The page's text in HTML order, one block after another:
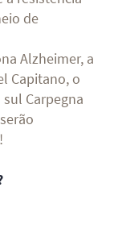
de
Alzheimer, a
Capitano, o
Carpegna